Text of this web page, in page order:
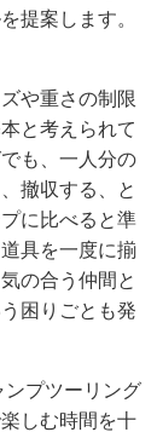
提案します。
や重さの制限
と考えられて
も、一人分の
撤収する、と
に比べると準
具を一度に揃
の合う仲間と
困りごとも発
プツーリング
しむ時間を十